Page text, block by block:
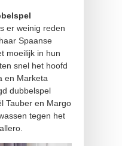
er weinig reden
Spaanse
moeilijk in hun
snel het hoofd
en Marketa
dubbelspel
Tauber en Margo
tegen het